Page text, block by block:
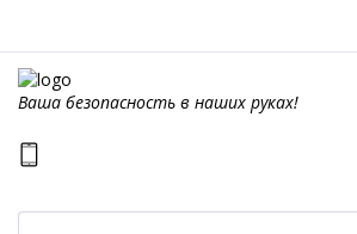
Ваша безопасность в наших руках!